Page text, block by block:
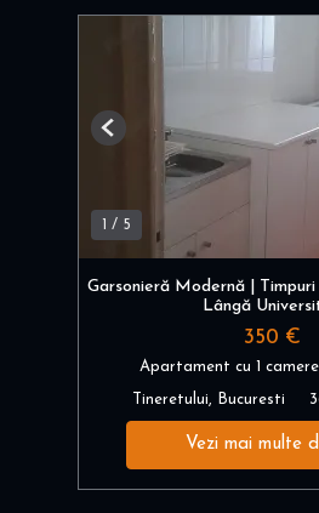
1 / 5
Previous
Garsonieră Modernă | Timpuri
Lângă
350 €
Apartament cu 1
Tineretului, Bucuresti
Vezi mai multe